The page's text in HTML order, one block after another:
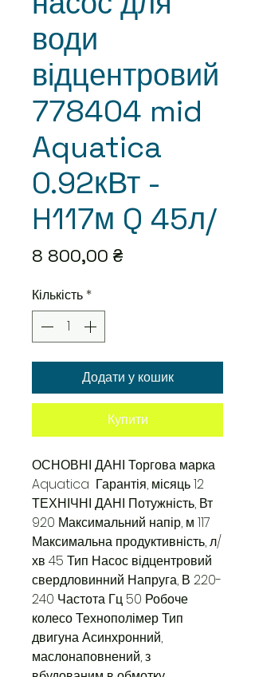
води
відцентровий
778404 mid
Aquatica
0.92кВт -
H117м Q 45л/
8 800,00 ₴Ціна
Кількість *
Додати у кошик
Купити
ОСНОВНІ ДАНІ Торгова марка
Aquatica Гарантія, місяць 12
ТЕХНІЧНІ ДАНІ Потужність, Вт
920 Максимальний напір, м 117
Максимальна продуктивність, л/
хв 45 Тип Насос відцентровий
свердловинний Напруга, В 220-
240 Частота Гц 50 Робоче
колесо Технополімер Тип
двигуна Асинхронний,
маслонаповнений, з